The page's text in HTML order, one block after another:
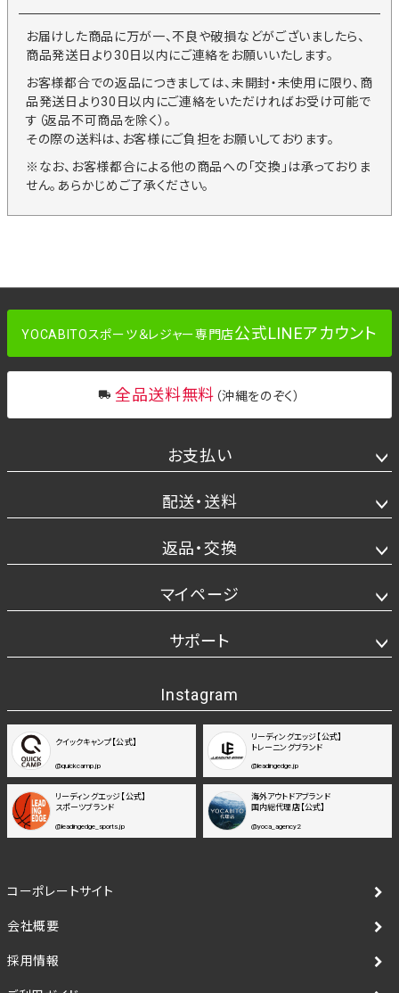
お届けした商品に万が一、不良や破損などがございましたら、
商品発送日より30日以内にご連絡をお願いいたします。
お客様都合での返品につきましては、未開封・未使用に限り、商
品発送日より30日以内にご連絡をいただければお受け可能で
す（返品不可商品を除く）。
その際の送料は、お客様にご負担をお願いしております。
※なお、お客様都合による他の商品への「交換」は承っておりま
せん。あらかじめご了承ください。
YOCABITOスポーツ＆レジャー専門店公式LINEアカウント
全品送料無料 （沖縄をのぞく）
お支払い
配送・送料
返品・交換
マイページ
サポート
Instagram
クイックキャンプ【公式】
@quickcamp.jp
リーディングエッジ【公式】
トレーニングブランド
@leadingedge.jp
リーディングエッジ【公式】
スポーツブランド
@leadingedge_sports.jp
海外アウトドアブランド
国内総代理店【公式】
@yoca_agency2
コーポレートサイト
会社概要
採用情報